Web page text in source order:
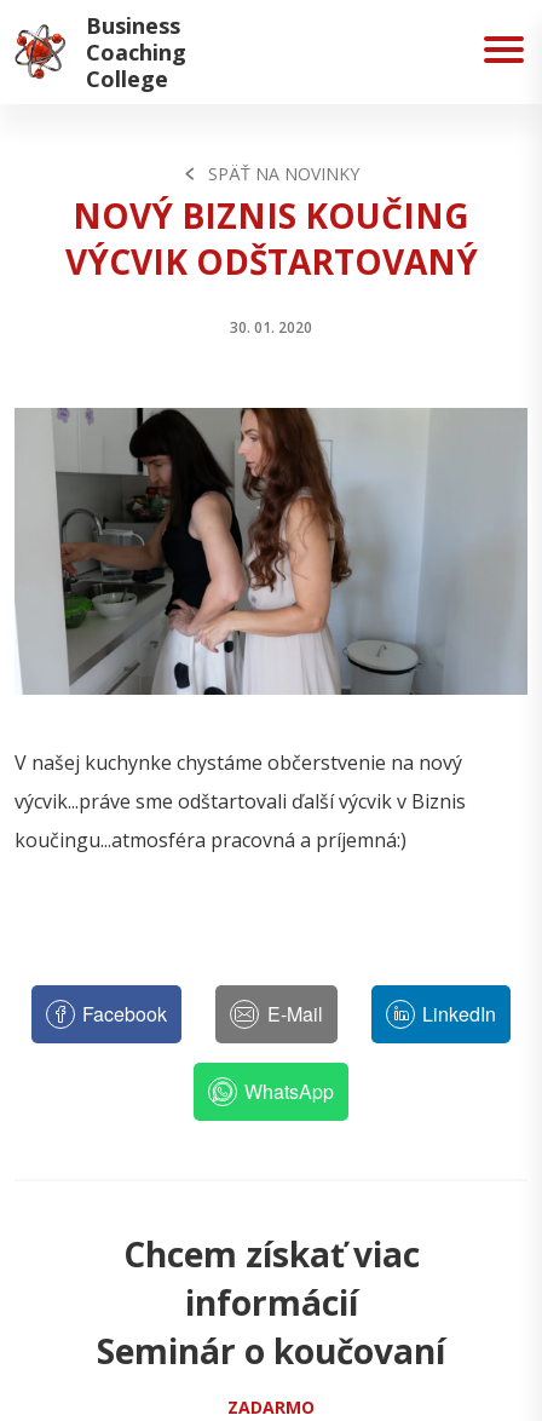
Business
Coaching
College
SPÄŤ NA NOVINKY
NOVÝ BIZNIS KOUČING
VÝCVIK ODŠTARTOVANÝ
30. 01. 2020
V našej kuchynke chystáme občerstvenie na nový
výcvik...práve sme odštartovali ďalší výcvik v Biznis
koučingu...atmosféra pracovná a príjemná:)
Facebook E-Mail LinkedIn
WhatsApp
Chcem získať viac
informácií
Seminár o koučovaní
ZADARMO